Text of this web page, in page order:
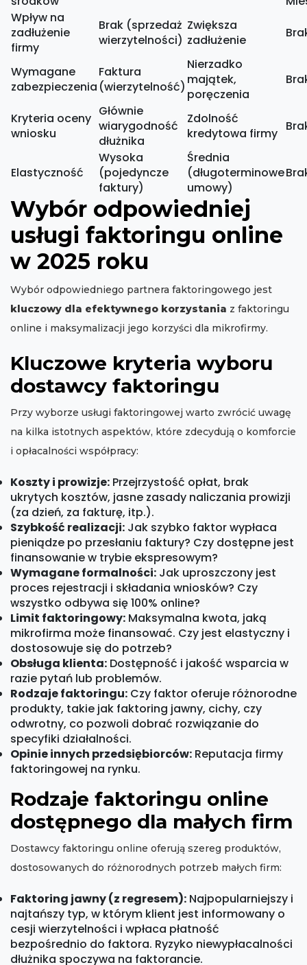
Wpływ na
zadłużenie
firmy
Brak (sprzedaż
wierzytelności)
Zwiększa
zadłużenie
Wymagane
zabezpieczenia
Faktura
(wierzytelność)
Nierzadko
majątek,
poręczenia
Kryteria oceny
wniosku
Głównie
wiarygodność
dłużnika
Zdolność
kredytowa firmy
Elastyczność
Wysoka
(pojedyncze
faktury)
Średnia
(długoterminowe
umowy)
Wybór odpowiedniej
usługi faktoringu online
w 2025 roku
Wybór odpowiedniego partnera faktoringowego jest
kluczowy dla efektywnego korzystania z faktoringu
online i maksymalizacji jego korzyści dla mikrofirmy.
Kluczowe kryteria wyboru
dostawcy faktoringu
Przy wyborze usługi faktoringowej warto zwrócić uwagę
na kilka istotnych aspektów, które zdecydują o komforcie
i opłacalności współpracy:
Koszty i prowizje: Przejrzystość opłat, brak
ukrytych kosztów, jasne zasady naliczania prowizji
(za dzień, za fakturę, itp.).
Szybkość realizacji: Jak szybko faktor wypłaca
pieniądze po przesłaniu faktury? Czy dostępne jest
finansowanie w trybie ekspresowym?
Wymagane formalności: Jak uproszczony jest
proces rejestracji i składania wniosków? Czy
wszystko odbywa się 100% online?
Limit faktoringowy: Maksymalna kwota, jaką
mikrofirma może finansować. Czy jest elastyczny i
dostosowuje się do potrzeb?
Obsługa klienta: Dostępność i jakość wsparcia w
razie pytań lub problemów.
Rodzaje faktoringu: Czy faktor oferuje różnorodne
produkty, takie jak faktoring jawny, cichy, czy
odwrotny, co pozwoli dobrać rozwiązanie do
specyfiki działalności.
Opinie innych przedsiębiorców: Reputacja firmy
faktoringowej na rynku.
Rodzaje faktoringu online
dostępnego dla małych firm
Dostawcy faktoringu online oferują szereg produktów,
dostosowanych do różnorodnych potrzeb małych firm:
Faktoring jawny (z regresem): Najpopularniejszy i
najtańszy typ, w którym klient jest informowany o
cesji wierzytelności i wpłaca płatność
bezpośrednio do faktora. Ryzyko niewypłacalności
dłużnika spoczywa na faktorancie.